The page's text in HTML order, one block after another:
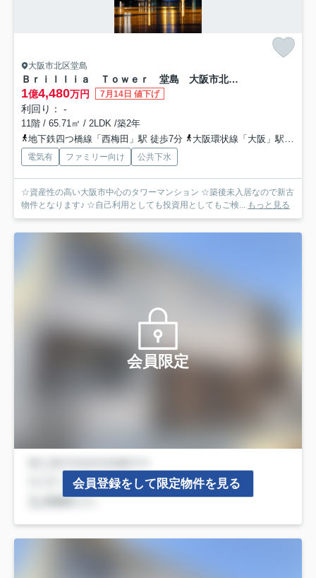
大阪市北区堂島
Ｂｒｉｌｌｉａ Ｔｏｗｅｒ 堂島 大阪市北区の売りタワーマンション
1億4,480万円 7月14日 値下げ
利回り： -
11階 / 65.71㎡ / 2LDK /築2年
地下鉄四つ橋線「西梅田」駅 徒歩7分
大阪環状線「大阪」駅 徒歩10分
電気有 ファミリー向け 公共下水
☆資産性の高い大阪市中心のタワーマンション ☆築後未入居なので新古
物件となります♪ ☆自己利用としても投資用としてもご検... もっと見る
会員限定
会員登録をして限定物件を見る